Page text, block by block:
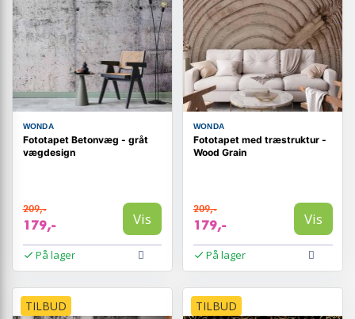
WONDA
Fototapet Betonvæg - gråt
vægdesign
209,-
179,- Vis
På lager
WONDA
Fototapet med træstruktur -
Wood Grain
209,-
179,- Vis
På lager
TILBUD TILBUD